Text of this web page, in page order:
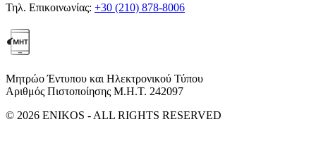
Τηλ. Επικοινωνίας: +30 (210) 878-8006
Μητρώο Έντυπου και Ηλεκτρονικού Τύπου
Αριθμός Πιστοποίησης Μ.Η.Τ. 242097
© 2026 ENIKOS - ALL RIGHTS RESERVED